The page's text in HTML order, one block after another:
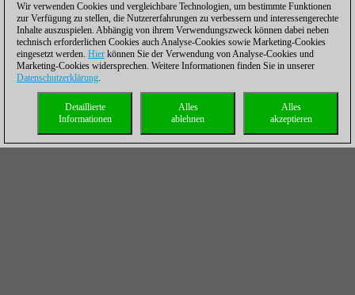
Wir verwenden Cookies und vergleichbare Technologien, um bestimmte Funktionen
zur Verfügung zu stellen, die Nutzererfahrungen zu verbessern und interessengerechte
Inhalte auszuspielen. Abhängig von ihrem Verwendungszweck können dabei neben
technisch erforderlichen Cookies auch Analyse-Cookies sowie Marketing-Cookies
eingesetzt werden. Hier können Sie der Verwendung von Analyse-Cookies und
Marketing-Cookies widersprechen. Weitere Informationen finden Sie in unserer
Datenschutzerklärung.
Alles
akzeptieren
Alles
ablehnen
Detaillierte
Informationen